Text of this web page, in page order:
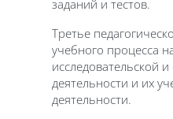
заданий и тестов.
Третье
учебного процесса
исследовательской
деятельности и их
деятельности.